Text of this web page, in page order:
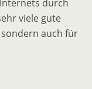
durch
viele gute
auch für